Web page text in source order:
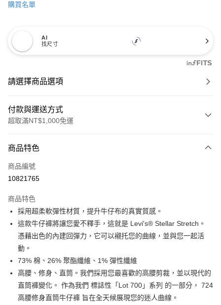
購買名單
AI
找尺寸
請選擇商品選項
付款與運送方式
超取滿NT$1,000免運
信用卡一次付款
信用卡分期付款
合作金庫商業銀行
華南商業銀行
彰化商業銀行
上海商業儲蓄銀行
台北富邦商業銀行
國泰世華商業銀行
兆豐國際商業銀行
臺灣中小企業銀行
匯豐（台灣）商業銀行
華泰商業銀行
聯邦商業銀行
遠東國際商業銀行
元大商業銀行
永豐商業銀行
玉山商業銀行
星展（台灣）商業銀行
台新國際商業銀行
中國信託商業銀行
6 期 0 利率 每期
華南商業銀行
彰化商業銀行
上海商業儲蓄銀行
台北富邦商業銀行
國泰世華商業銀行
臺灣中小企業銀行
台中商業銀行
匯豐（台灣）商業銀行
華泰商業銀行
聯邦商業銀行
遠東國際商業銀行
元大商業銀行
永豐商業銀行
玉山商業銀行
星展（台灣）商業銀行
超商取貨付款
LINE Pay
Apple Pay
街口支付
悠遊付
商品特色
商品編號
10821765
商品特色
採用超柔軟彈性材質，提升牛仔布的真實質感。
這款牛仔褲將讓您愛不釋手，這就是 Levi's® Stellar Stretch。
憑藉出色的內建回彈力，它可以襯托您的曲線，並與您一起活
動。
73% 棉、26% 聚酯纖維、1% 彈性纖維
高腰、修身、直筒。我們採用您最喜歡的高腰剪裁，並以現代的
直筒褲變化。 作為我們 標誌性「Lot 700」系列 的一部分， 724
高腰修身直筒牛仔褲 旨在全天候展現您的迷人曲線。